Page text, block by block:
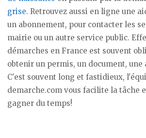
grise. Retrouvez aussi en ligne une
un abonnement, pour contacter les
mairie ou un autre service public.
démarches en France est souvent
obtenir un permis, un document, une
C'est souvent long et fastidieux,
demarche.com vous facilite la tâche
gagner du temps!